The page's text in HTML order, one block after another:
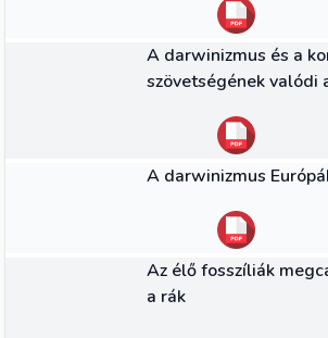
A darwinizmus és a
szövetségének valódi
A darwinizmus
Az élő fosszíliák
a rák